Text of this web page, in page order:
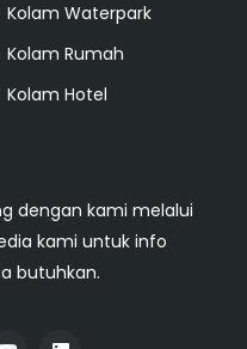
Kolam Waterpark
Kolam Rumah
Kolam Hotel
dengan kami melalui
kami untuk info
butuhkan.